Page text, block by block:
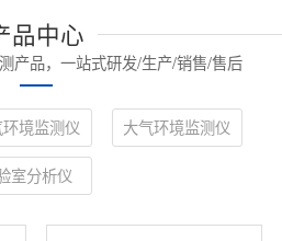
品中心
产品，一站式研发/生产/销售/售后
境监测仪 大气环境监测仪
室分析仪